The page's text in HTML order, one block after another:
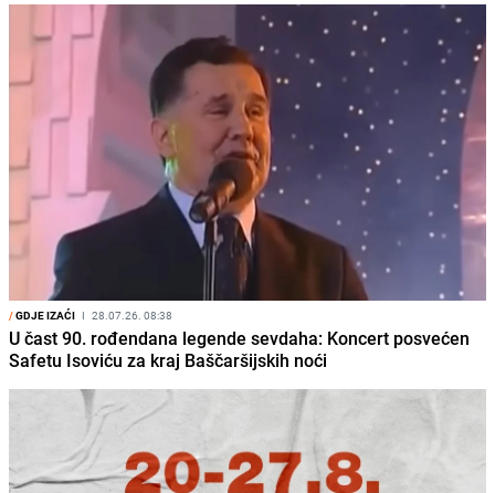
/GDJE IZAĆI I 28.07.26. 08:38
U čast 90. rođendana legende sevdaha: Koncert posvećen
Safetu Isoviću za kraj Baščaršijskih noći